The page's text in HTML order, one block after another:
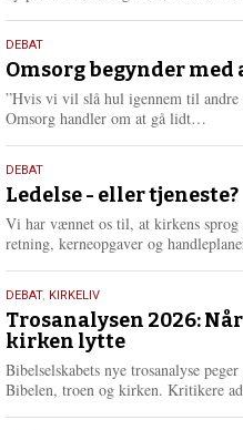
9.
juli
2026
DEBAT
Omsorg begynder med
”Hvis vi vil slå hul igennem til andre
Omsorg handler om at gå lidt…
e
r
e
10.
juni
2026
DEBAT
Ledelse - eller tjeneste?
Vi har vænnet os til, at kirkens
retning, kerneopgaver og
2.
juni
2026
DEBAT, KIRKELIV
Trosanalysen 2026:
kirken lytte
Bibelselskabets nye trosanalyse
Bibelen, troen og kirken. Kritikere